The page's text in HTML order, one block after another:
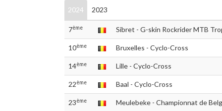
2024 2023
7ème Sibret - G-skin Rockrider MTB
10ème Bruxelles - Cyclo-Cross
14ème Lille - Cyclo-Cross
22ème Baal - Cyclo-Cross
23ème Meulebeke - Championnat de